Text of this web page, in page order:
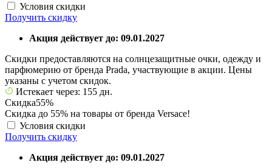
Условия скидки
Получить скидку
Акция действует до: 09.01.2027
Скидки предоставляются на солнцезащитные очки, одежду и
парфюмерию от бренда Prada, участвующие в акции. Цены
указаны с учетом скидок.
Истекает через: 155 дн.
Скидка55%
Скидка до 55% на товары от бренда Versace!
Условия скидки
Получить скидку
Акция действует до: 09.01.2027